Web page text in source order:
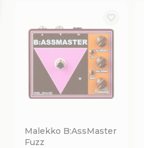
Malekko B:AssMaster
Fuzz